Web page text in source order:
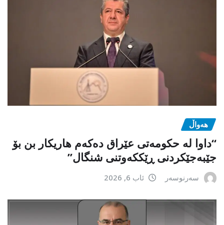
هەواڵ
“داوا لە حكومەتی عێراق دەكەم هاریكار بن بۆ
جێبەجێكردنی ڕێككەوتنی شنگال”
سەرنوسەر ئاب 6, 2026